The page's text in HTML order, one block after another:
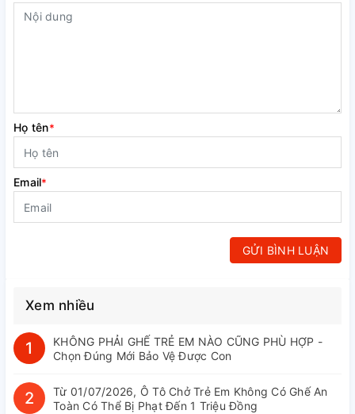
Họ tên*
Email*
GỬI BÌNH LUẬN
Xem nhiều
1
KHÔNG PHẢI GHẾ TRẺ EM NÀO CŨNG PHÙ HỢP -
Chọn Đúng Mới Bảo Vệ Được Con
2
Từ 01/07/2026, Ô Tô Chở Trẻ Em Không Có Ghế An
Toàn Có Thể Bị Phạt Đến 1 Triệu Đồng